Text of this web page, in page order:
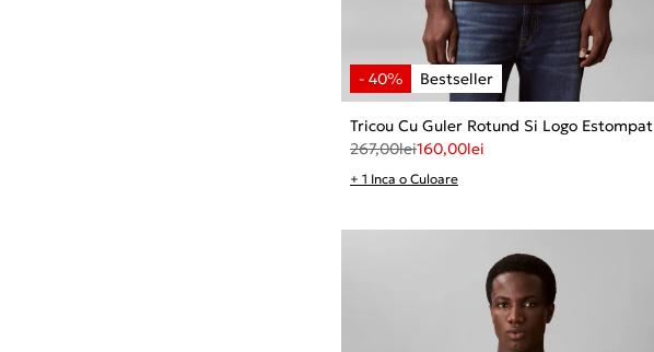
Tricou Cu Guler Rotund Si Logo Estompat
267,00lei160,00lei
+ 1 Inca o Culoare